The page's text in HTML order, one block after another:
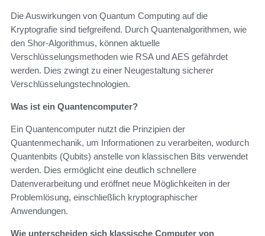
Die Auswirkungen von Quantum Computing auf die
Kryptografie sind tiefgreifend. Durch Quantenalgorithmen, wie
den Shor-Algorithmus, können aktuelle
Verschlüsselungsmethoden wie RSA und AES gefährdet
werden. Dies zwingt zu einer Neugestaltung sicherer
Verschlüsselungstechnologien.
Was ist ein Quantencomputer?
Ein Quantencomputer nutzt die Prinzipien der
Quantenmechanik, um Informationen zu verarbeiten, wodurch
Quantenbits (Qubits) anstelle von klassischen Bits verwendet
werden. Dies ermöglicht eine deutlich schnellere
Datenverarbeitung und eröffnet neue Möglichkeiten in der
Problemlösung, einschließlich kryptographischer
Anwendungen.
Wie unterscheiden sich klassische Computer von